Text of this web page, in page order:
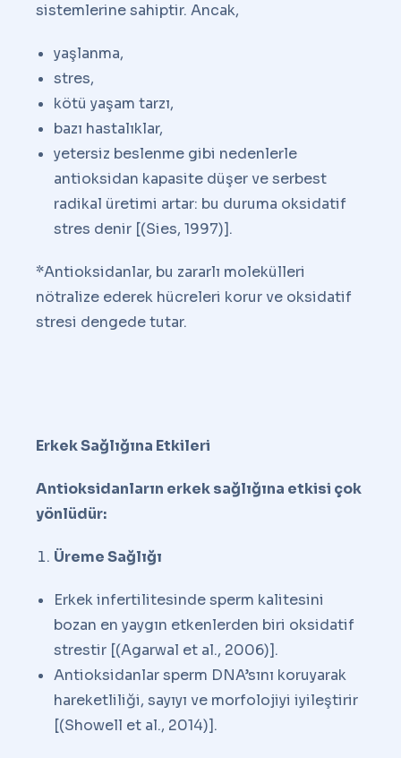
sistemlerine sahiptir. Ancak,
yaşlanma,
stres,
kötü yaşam tarzı,
bazı hastalıklar,
yetersiz beslenme gibi nedenlerle
antioksidan kapasite düşer ve serbest
radikal üretimi artar: bu duruma oksidatif
stres denir [(Sies, 1997)].
*Antioksidanlar, bu zararlı molekülleri
nötralize ederek hücreleri korur ve oksidatif
stresi dengede tutar.
Erkek Sağlığına Etkileri
Antioksidanların erkek sağlığına etkisi çok
yönlüdür:
Üreme Sağlığı
Erkek infertilitesinde sperm kalitesini
bozan en yaygın etkenlerden biri oksidatif
strestir [(Agarwal et al., 2006)].
Antioksidanlar sperm DNA’sını koruyarak
hareketliliği, sayıyı ve morfolojiyi iyileştirir
[(Showell et al., 2014)].